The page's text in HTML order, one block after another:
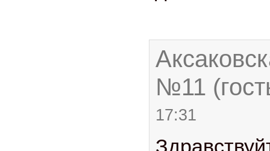
№11
17:31